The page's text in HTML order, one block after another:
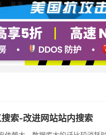
索-改进网站站内搜索